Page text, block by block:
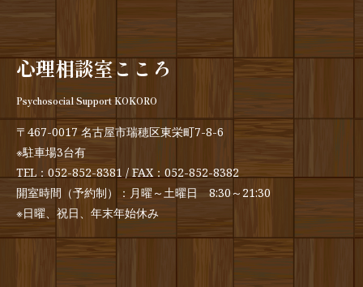
心理相談室こころ
Psychosocial Support KOKORO
〒467-0017 名古屋市瑞穂区東栄町7-8-6
※駐車場3台有
TEL： 052-852-8381 / FAX：052-852-8382
開室時間（予約制）：月曜～土曜日 8:30～21:30
※日曜、祝日、年末年始休み